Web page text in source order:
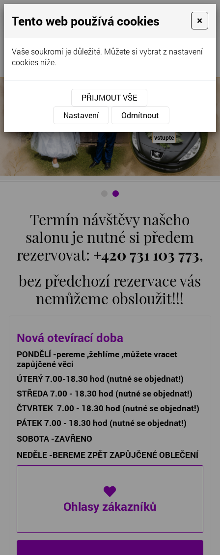
Kontaktujte nás
Ozdoby na auto
vstupte
Termín návštěvy našeho
salonu je nutné si předem
rezervovat: +420 731 103 773,
bez předchozí rezervace vás
nemůžeme obsloužit!!!
Nová otevírací doba
PONDĚLÍ-pereme ,žehlíme ,můžete vracet
zapůjčené věci
ÚTERÝ 7.00-18.30 hod (nutné se objednat!)
STŘEDA 7.00 - 18.30 hod (nutné se objednat!)
ČTVRTEK 7.00 - 18.30 hod (nutné se objednat!)
PÁTEK 7.00 - 18.30 hod (nutné se objednat!)
SOBOTA -ZAVŘENO
NEDĚLE -BEREME ZPĚT ZAPŮJČENÉ OBLEČENÍ
Ohlasy zákazníků
Tento web používá cookies ×
Vaše soukromí je důležité. Můžete si vybrat z nastavení
cookies níže.
PŘIJMOUT VŠE
Nastavení
Odmítnout